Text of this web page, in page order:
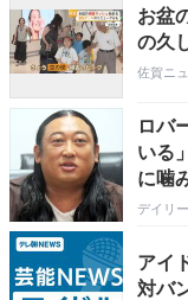
お盆
の久
佐賀ニ
ロバ
いる
に噛
デイリ
アイ
対バ